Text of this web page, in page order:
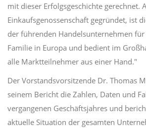
mit dieser Erfolgsgeschichte gerechnet.
Einkaufsgenossenschaft gegründet, ist
der führenden Handelsunternehmen für
Familie in Europa und bedient im
alle Marktteilnehmer aus einer Hand."
Der Vorstandsvorsitzende Dr. Thomas
seinem Bericht die Zahlen, Daten und
vergangenen Geschäftsjahres und
aktuelle Situation der gesamten